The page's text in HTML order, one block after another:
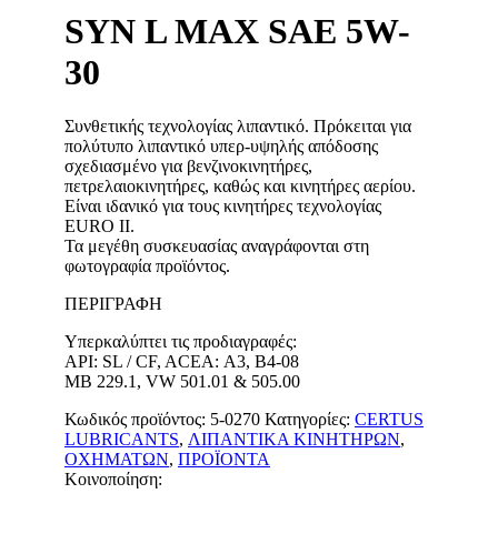
SYN L MAX SAE 5W-
30
Συνθετικής τεχνολογίας λιπαντικό. Πρόκειται για
πολύτυπο λιπαντικό υπερ-υψηλής απόδοσης
σχεδιασμένο για βενζινοκινητήρες,
πετρελαιοκινητήρες, καθώς και κινητήρες αερίου.
Είναι ιδανικό για τους κινητήρες τεχνολογίας
EURO II.
Τα μεγέθη συσκευασίας αναγράφονται στη
φωτογραφία προϊόντος.
ΠΕΡΙΓΡΑΦΉ
Υπερκαλύπτει τις προδιαγραφές:
API: SL / CF, ACEA: Α3, Β4-08
MB 229.1, VW 501.01 & 505.00
Κωδικός προϊόντος: 5-0270 Κατηγορίες: CERTUS
LUBRICANTS, ΛΙΠΑΝΤΙΚΑ ΚΙΝΗΤΗΡΩΝ,
ΟΧΗΜΑΤΩΝ, ΠΡΟΪΟΝΤΑ
Κοινοποίηση: